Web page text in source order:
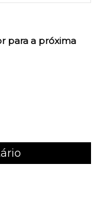
para a próxima